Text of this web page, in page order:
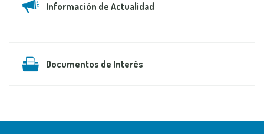
Información de Actualidad
Documentos de Interés